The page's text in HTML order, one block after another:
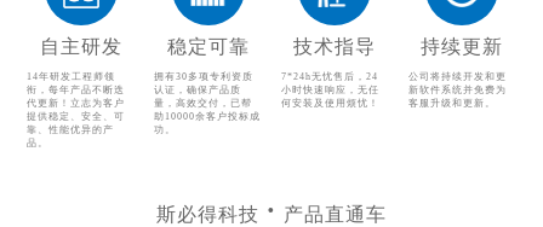
其他配件产品
自主研发
14年研发工程师领
衔，每年产品不断迭
代更新！立志为客户
提供稳定、安全、可
靠、性能优异的产
品。
稳定可靠
拥有30多项专利资质
认证，确保产品质
量，高效交付，已帮
助10000余客户投标成
功。
技术指导
7*24h无忧售后，24
小时快速响应，无任
何安装及使用烦忧！
持续更新
公司将持续开发和更
新软件系统并免费为
客服升级和更新。
斯必得科技 产品直通车